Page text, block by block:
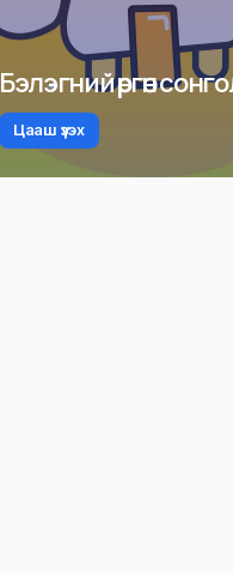
Бэлэгний өргөн
Цааш үзэх